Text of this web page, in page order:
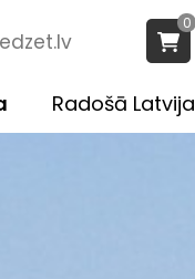
0
Radošā Latvija